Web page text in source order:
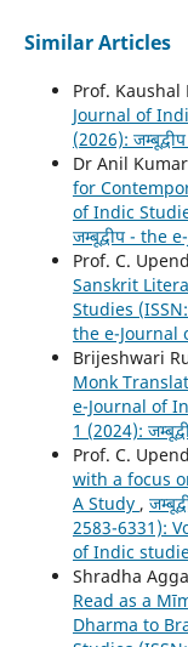
Similar Articles
Prof. Kaushal
Journal of
(2026):
Dr Anil
for
of Indic
जम्बूद्वीप - the
Prof. C.
Sanskrit
Studies
the e-Journal
Brijeshwari
Monk
e-Journal of
1 (2024):
Prof. C.
with a focus
A Study ,
2583-6331):
of Indic
Shradha
Read as a
Dharma to